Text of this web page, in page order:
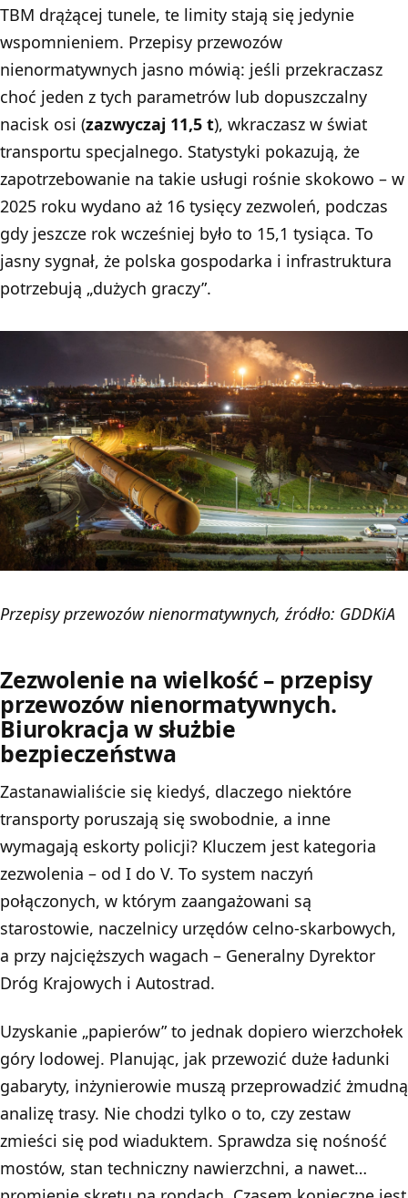
TBM drążącej tunele, te limity stają się jedynie
wspomnieniem. Przepisy przewozów
nienormatywnych jasno mówią: jeśli przekraczasz
choć jeden z tych parametrów lub dopuszczalny
nacisk osi (zazwyczaj 11,5 t), wkraczasz w świat
transportu specjalnego. Statystyki pokazują, że
zapotrzebowanie na takie usługi rośnie skokowo – w
2025 roku wydano aż 16 tysięcy zezwoleń, podczas
gdy jeszcze rok wcześniej było to 15,1 tysiąca. To
jasny sygnał, że polska gospodarka i infrastruktura
potrzebują „dużych graczy”.
Przepisy przewozów nienormatywnych, źródło: GDDKiA
Zezwolenie na wielkość – przepisy
przewozów nienormatywnych.
Biurokracja w służbie
bezpieczeństwa
Zastanawialiście się kiedyś, dlaczego niektóre
transporty poruszają się swobodnie, a inne
wymagają eskorty policji? Kluczem jest kategoria
zezwolenia – od I do V. To system naczyń
połączonych, w którym zaangażowani są
starostowie, naczelnicy urzędów celno-skarbowych,
a przy najcięższych wagach – Generalny Dyrektor
Dróg Krajowych i Autostrad.
Uzyskanie „papierów” to jednak dopiero wierzchołek
góry lodowej. Planując, jak przewozić duże ładunki
gabaryty, inżynierowie muszą przeprowadzić żmudną
analizę trasy. Nie chodzi tylko o to, czy zestaw
zmieści się pod wiaduktem. Sprawdza się nośność
mostów, stan techniczny nawierzchni, a nawet…